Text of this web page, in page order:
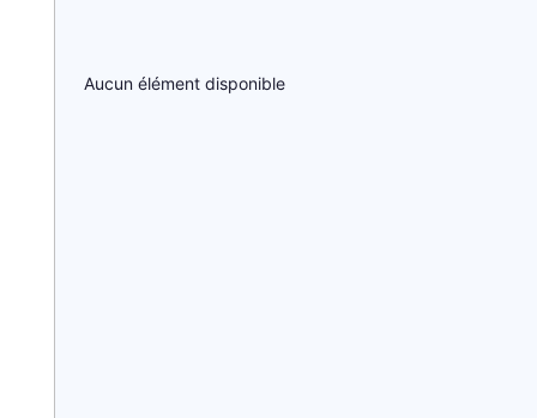
Aucun élément disponible